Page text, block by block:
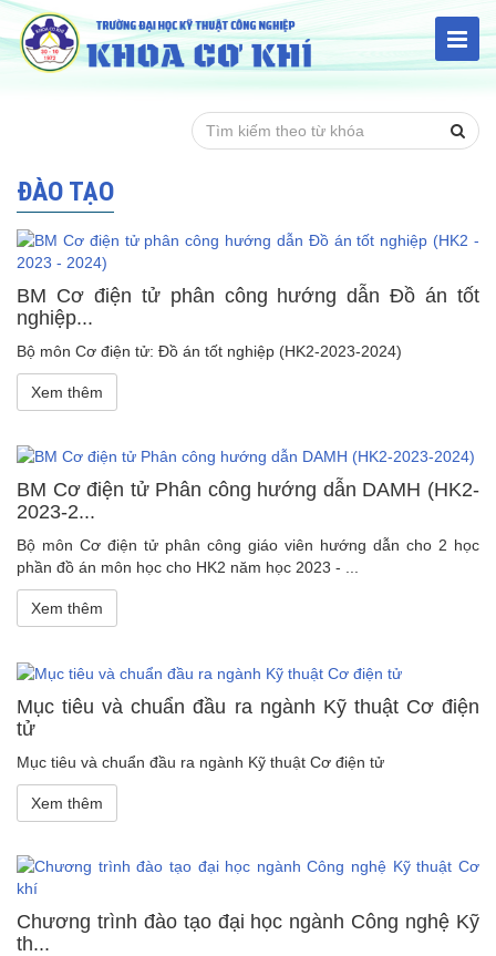
ĐÀO TẠO
BM Cơ điện tử phân công hướng dẫn Đồ án tốt
nghiệp...
Bộ môn Cơ điện tử: Đồ án tốt nghiệp (HK2-2023-2024)
Xem thêm
BM Cơ điện tử Phân công hướng dẫn DAMH (HK2-
2023-2...
Bộ môn Cơ điện tử phân công giáo viên hướng dẫn cho 2 học
phần đồ án môn học cho HK2 năm học 2023 - ...
Xem thêm
Mục tiêu và chuẩn đầu ra ngành Kỹ thuật Cơ điện
tử
Mục tiêu và chuẩn đầu ra ngành Kỹ thuật Cơ điện tử
Xem thêm
Chương trình đào tạo đại học ngành Công nghệ Kỹ
th...